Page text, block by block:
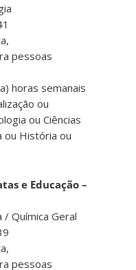
pessoas
horas semanais
ou
ou Ciências
ou História ou
e Educação –
/ Química Geral
pessoas